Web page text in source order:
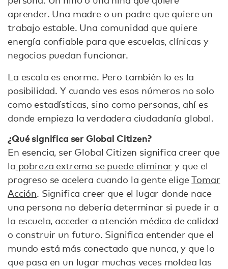
aprender. Una madre o un padre que quiere un
trabajo estable. Una comunidad que quiere
energía confiable para que escuelas, clínicas y
negocios puedan funcionar.
La escala es enorme. Pero también lo es la
posibilidad. Y cuando ves esos números no solo
como estadísticas, sino como personas, ahí es
donde empieza la verdadera ciudadanía global.
¿Qué significa ser Global Citizen?
En esencia, ser Global Citizen significa creer que
la pobreza extrema se puede eliminar y que el
progreso se acelera cuando la gente eligeTomar
Acción. Significa creer que el lugar donde nace
una persona no debería determinar si puede ir a
la escuela, acceder a atención médica de calidad
o construir un futuro. Significa entender que el
mundo está más conectado que nunca, y que lo
que pasa en un lugar muchas veces moldea las